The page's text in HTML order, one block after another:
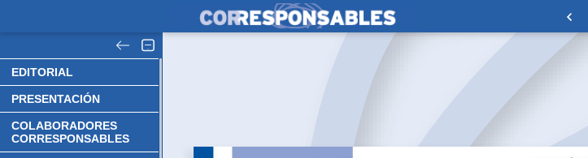
EDITORIAL
PRESENTACIÓN
COLABORADORES
CORRESPONSABLES